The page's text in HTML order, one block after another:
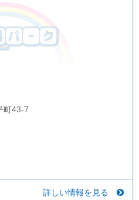
町43-7
詳しい情報を見る